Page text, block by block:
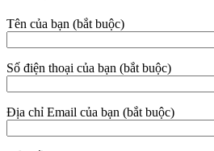
Tên của bạn (bắt buộc)
Số điện thoại của bạn (bắt buộc)
Địa chỉ Email của bạn (bắt buộc)